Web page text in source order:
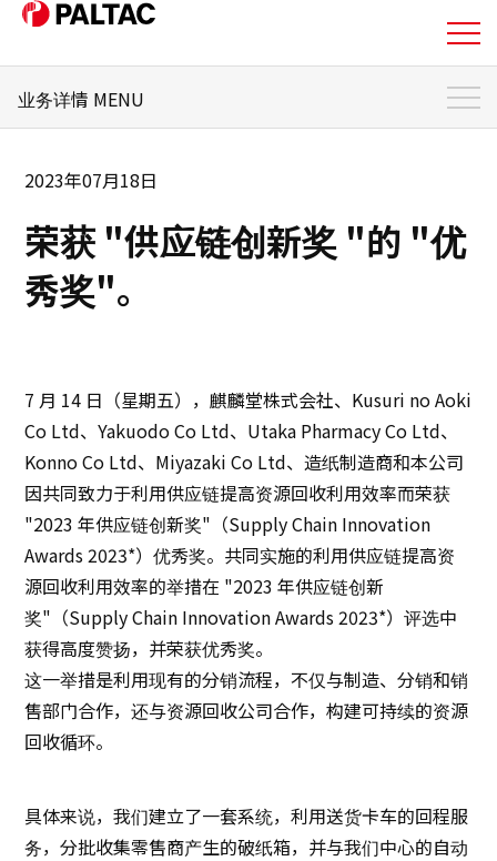
关于我们
业务详情
业务详情
公司信息
投资者关系信息
可持续发展
可持续发展
创新
创新
联系我们
日本語 ENGLISH 簡体中文 繫体中文
业务详情 MENU
业务详情 顶部
业务主题
希望在日本开展业务的零售商
希望在日本拓展销售渠道的制造商
2023年07月18日
荣获 "供应链创新奖 "的 "优
秀奖"。
7 月 14 日（星期五），麒麟堂株式会社、Kusuri no Aoki
Co Ltd、Yakuodo Co Ltd、Utaka Pharmacy Co Ltd、
Konno Co Ltd、Miyazaki Co Ltd、造纸制造商和本公司
因共同致力于利用供应链提高资源回收利用效率而荣获
"2023 年供应链创新奖"（Supply Chain Innovation
Awards 2023*）优秀奖。共同实施的利用供应链提高资
源回收利用效率的举措在 "2023 年供应链创新
奖"（Supply Chain Innovation Awards 2023*）评选中
获得高度赞扬，并荣获优秀奖。
这一举措是利用现有的分销流程，不仅与制造、分销和销
售部门合作，还与资源回收公司合作，构建可持续的资源
回收循环。
具体来说，我们建立了一套系统，利用送货卡车的回程服
务，分批收集零售商产生的破纸箱，并与我们中心的自动